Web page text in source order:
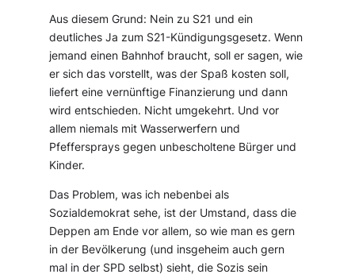
Aus diesem Grund: Nein zu S21 und ein
deutliches Ja zum S21-Kündigungsgesetz. Wenn
jemand einen Bahnhof braucht, soll er sagen, wie
er sich das vorstellt, was der Spaß kosten soll,
liefert eine vernünftige Finanzierung und dann
wird entschieden. Nicht umgekehrt. Und vor
allem niemals mit Wasserwerfern und
Pfeffersprays gegen unbescholtene Bürger und
Kinder.
Das Problem, was ich nebenbei als
Sozialdemokrat sehe, ist der Umstand, dass die
Deppen am Ende vor allem, so wie man es gern
in der Bevölkerung (und insgeheim auch gern
mal in der SPD selbst) sieht, die Sozis sein